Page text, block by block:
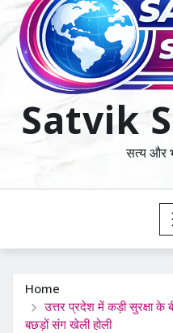
Satvik
सत्य और
Home
उत्तर प्रदेश में कड़ी सुरक्षा के
बछड़ों संग खेली होली